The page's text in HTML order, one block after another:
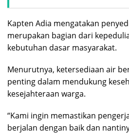
Kapten Adia mengatakan
merupakan bagian dari
kebutuhan dasar masyarakat.
Menurutnya, ketersediaan air
penting dalam mendukung
kesejahteraan warga.
“Kami ingin memastikan
berjalan dengan baik dan